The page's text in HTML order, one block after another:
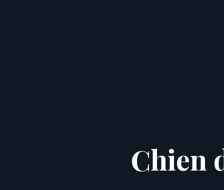
Chien